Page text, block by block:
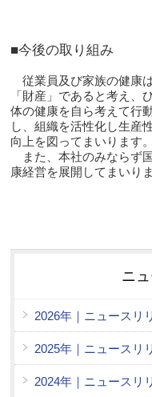
■今後の取り組み
従業員及び家族の健康
「財産」であると考え、
体の健康を自ら考えて行
し、組織を活性化し生産
向上を図ってまいります。
また、本社のみならず
康経営を展開してまいりま
ニ
2026年｜ニュースリ
2025年｜ニュースリ
2024年｜ニュースリ